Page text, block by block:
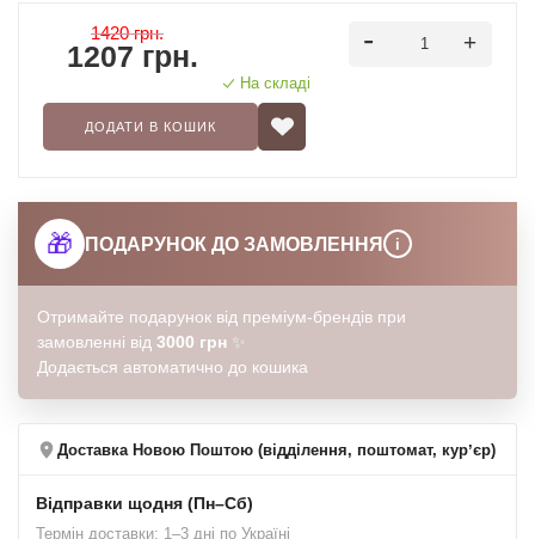
1420 грн.
1207 грн.
На складі
ДОДАТИ В КОШИК
🎁 ПОДАРУНОК ДО ЗАМОВЛЕННЯ i
Отримайте подарунок від преміум-брендів при
замовленні від 3000 грн ✨
Додається автоматично до кошика
Доставка Новою Поштою (відділення, поштомат, курʼєр)
Відправки щодня (Пн–Сб)
Термін доставки: 1–3 дні по Україні